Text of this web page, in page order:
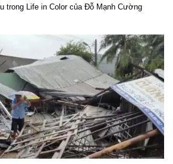
trong Life in Color của Đỗ Mạnh Cường